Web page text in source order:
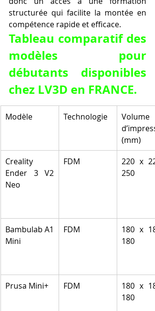
structurée qui facilite la montée en
compétence rapide et efficace.
Tableau comparatif des
modèles pour
débutants disponibles
chez LV3D en FRANCE.
Modèle Technologie
Volume
(mm)
Creality
Ender 3 V2
Neo
FDM
220 x
250
Bambulab A1
Mini
FDM
180 x
180
Prusa Mini+ FDM
180 x
180